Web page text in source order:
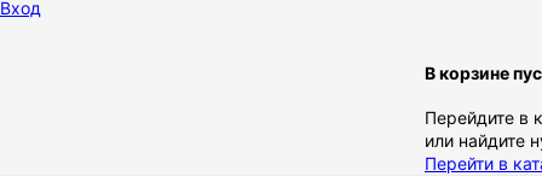
Вход
В корзине
Перейдите в
или найдите
Перейти в